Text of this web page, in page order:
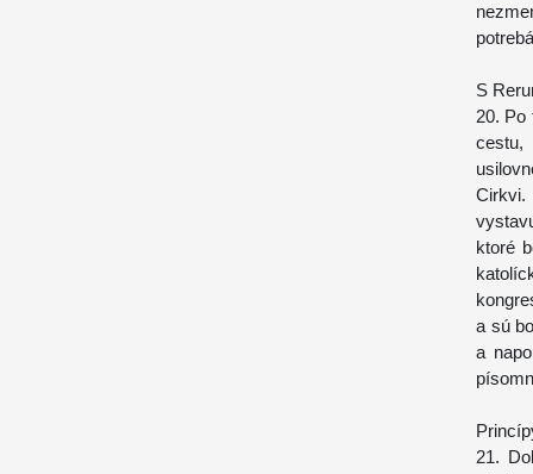
S
20. Po
ktoré
a sú
a
21.